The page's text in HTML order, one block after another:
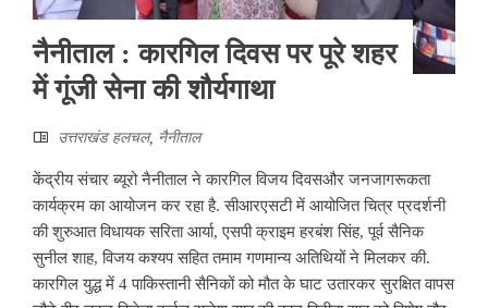
नैनीताल : कारगिल दिवस पर पूरे शहर
में गूंजी सेना की शौर्यगाथा
उत्तराखंड हलचल, नैनीताल
केंद्रीय संचार ब्यूरो नैनीताल ने कारगिल विजय दिवसऔर जनजागरूकता
कार्यक्रम का आयोजन कर रहा है. सीआरएसटी में आयोजित चित्र प्रदर्शनी
की शुरुआत विधायक सरिता आर्या, एसपी क्राइम हरबंश सिंह, पूर्व सैनिक
सुनील शाह, विजय कश्यप सहित तमाम गणमान्य अतिथियों ने मिलकर की.
कारगिल युद्ध में 4 पाकिस्तानी सैनिकों को मौत के घाट उतारकर सुरक्षित वापस